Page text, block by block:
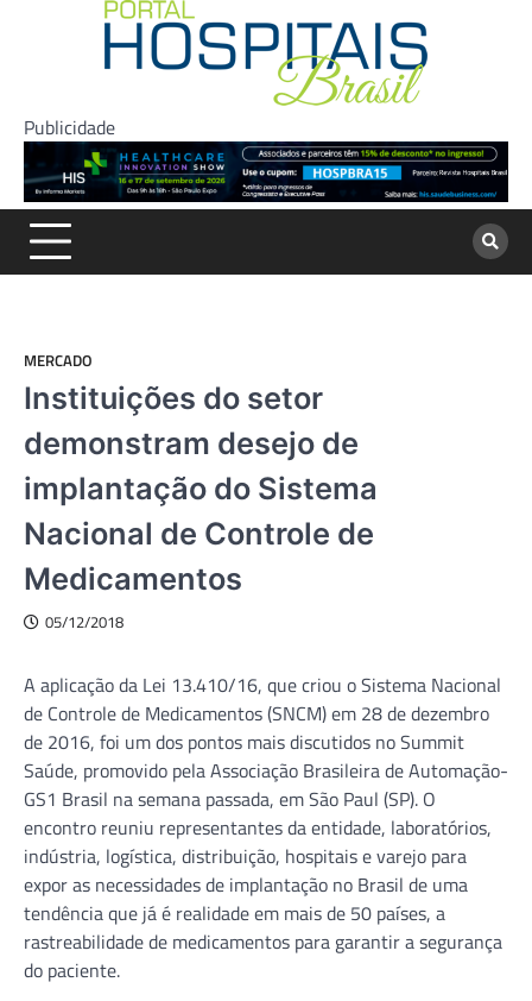
Publicidade
MERCADO
Instituições do setor
demonstram desejo de
implantação do Sistema
Nacional de Controle de
Medicamentos
05/12/2018
A aplicação da Lei 13.410/16, que criou o Sistema Nacional
de Controle de Medicamentos (SNCM) em 28 de dezembro
de 2016, foi um dos pontos mais discutidos no Summit
Saúde, promovido pela Associação Brasileira de Automação-
GS1 Brasil na semana passada, em São Paul (SP). O
encontro reuniu representantes da entidade, laboratórios,
indústria, logística, distribuição, hospitais e varejo para
expor as necessidades de implantação no Brasil de uma
tendência que já é realidade em mais de 50 países, a
rastreabilidade de medicamentos para garantir a segurança
do paciente.